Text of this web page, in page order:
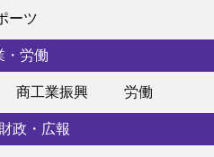
ーツ
・労働
商工業振興 労働
政・広報